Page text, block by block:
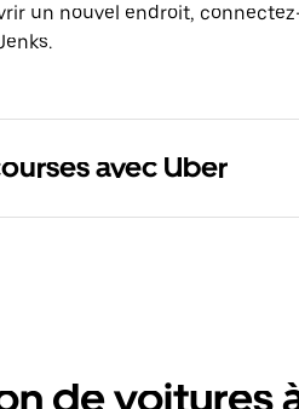
un nouvel endroit,
avec Uber